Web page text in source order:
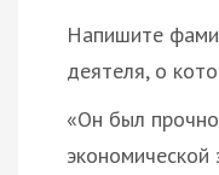
Напишите
деятеля, о
«Он был